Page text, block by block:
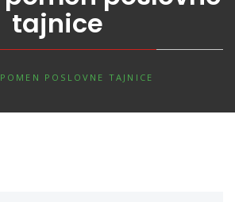
tajnice
POMEN POSLOVNE TAJNICE